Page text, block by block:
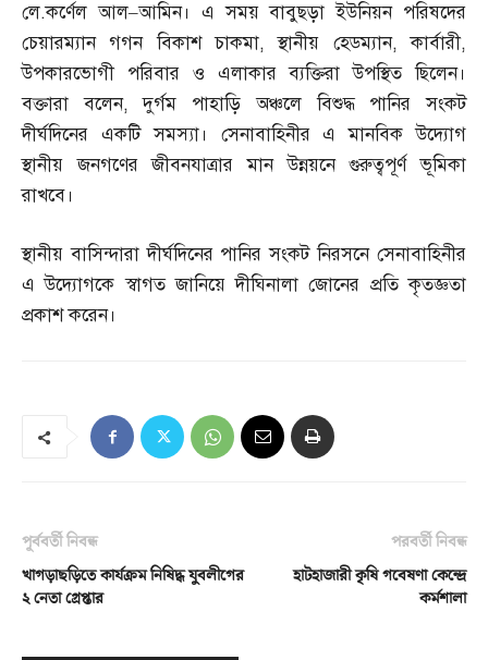
লে.কর্ণেল আল–আমিন। এ সময় বাবুছড়া ইউনিয়ন পরিষদের
চেয়ারম্যান গগন বিকাশ চাকমা,স্থানীয় হেডম্যান,কার্বারী,
উপকারভোগী পরিবার ও এলাকার ব্যক্তিরা উপস্থিত ছিলেন।
বক্তারা বলেন,দুর্গম পাহাড়ি অঞ্চলে বিশুদ্ধ পানির সংকট
দীর্ঘদিনের একটি সমস্যা। সেনাবাহিনীর এ মানবিক উদ্যোগ
স্থানীয় জনগণের জীবনযাত্রার মান উন্নয়নে গুরুত্বপূর্ণ ভূমিকা
রাখবে।
স্থানীয় বাসিন্দারা দীর্ঘদিনের পানির সংকট নিরসনে সেনাবাহিনীর
এ উদ্যোগকে স্বাগত জানিয়ে দীঘিনালা জোনের প্রতি কৃতজ্ঞতা
প্রকাশ করেন।
পূর্ববর্তী নিবন্ধ
খাগড়াছড়িতে কার্যক্রম নিষিদ্ধ যুবলীগের
২ নেতা গ্রেপ্তার
পরবর্তী নিবন্ধ
হাটহাজারী কৃষি গবেষণা কেন্দ্রে
কর্মশালা